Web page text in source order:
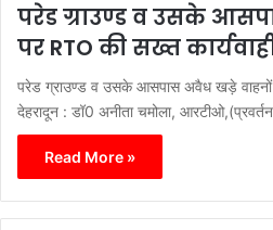
परेड ग्राउण्ड व उसके
पर RTO की सख्त
परेड ग्राउण्ड व उसके आसपास अवैध खड़े वाहनों
देहरादून : डॉ0 अनीता चमोला,
Read More »